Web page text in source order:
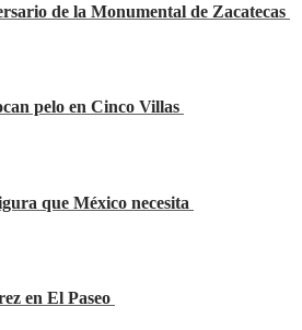
de la Monumental de Zacatecas
pelo en Cinco Villas
que México necesita
en El Paseo